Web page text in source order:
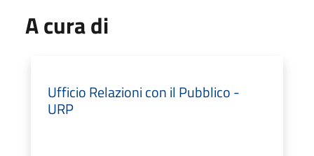
A cura di
Ufficio Relazioni con il Pubblico -
URP